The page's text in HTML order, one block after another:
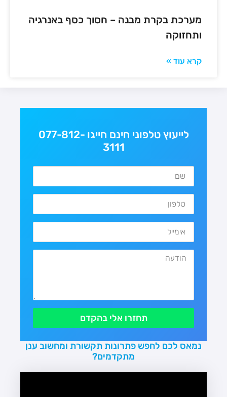
מערכת בקרת מבנה – חסוך כסף באנרגיה
ותחזוקה
קרא עוד »
לייעוץ טלפוני חינם חייגו 077-812-
3111
תחזרו אלי בהקדם
נמאס לכם לחפש פתרונות תקשורת ומחשוב ענן
מתקדמים?